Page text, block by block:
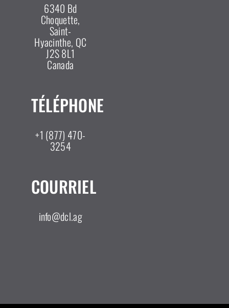
6340 Bd
Choquette,
Saint-
Hyacinthe, QC
J2S 8L1
Canada
TÉLÉPHONE
+1 (877) 470-
3254
COURRIEL
info@dcl.ag